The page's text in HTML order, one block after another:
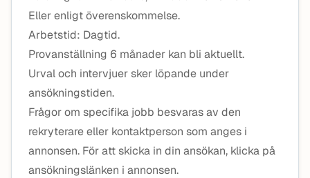
Eller enligt överenskommelse.
Arbetstid: Dagtid.
Provanställning 6 månader kan bli aktuellt.
Urval och intervjuer sker löpande under
ansökningstiden.
Frågor om specifika jobb besvaras av den
rekryterare eller kontaktperson som anges i
annonsen. För att skicka in din ansökan, klicka på
ansökningslänken i annonsen.